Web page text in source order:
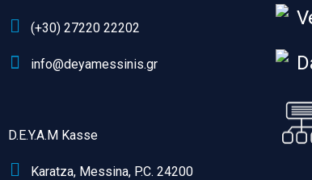
(+30) 27220 22202
info@deyamessinis.gr
D.E.Y.A.M Kasse
Karatza, Messina, P.C. 24200